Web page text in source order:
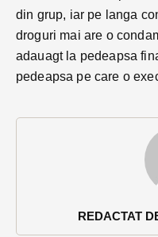
REDACTAT
din grup, iar pe langa
droguri mai are o
adauagt la pedeapsa
pedeapsa pe care o